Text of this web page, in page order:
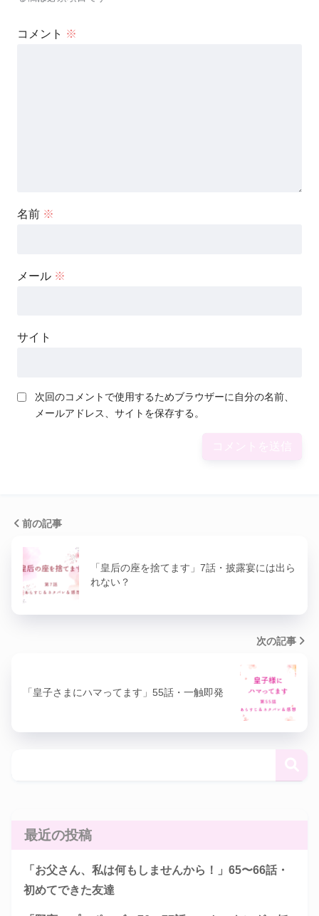
コメント ※
名前 ※
メール ※
サイト
次回のコメントで使用するためブラウザーに自分の名前、
メールアドレス、サイトを保存する。
前の記事
「皇后の座を捨てます」7話・披露宴には出ら
れない？
次の記事
「皇子さまにハマってます」55話・一触即発
最近の投稿
「お父さん、私は何もしませんから！」65〜66話・
初めてできた友達